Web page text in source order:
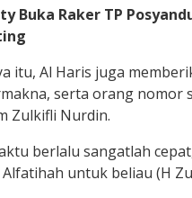
Buka Raker TP
itu, Al Haris juga
serta orang nomor
Zulkifli Nurdin.
berlalu sangatlah
untuk beliau (H